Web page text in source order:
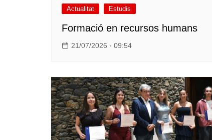
Actualitat Estudis
Formació en recursos humans
21/07/2026 · 09:54